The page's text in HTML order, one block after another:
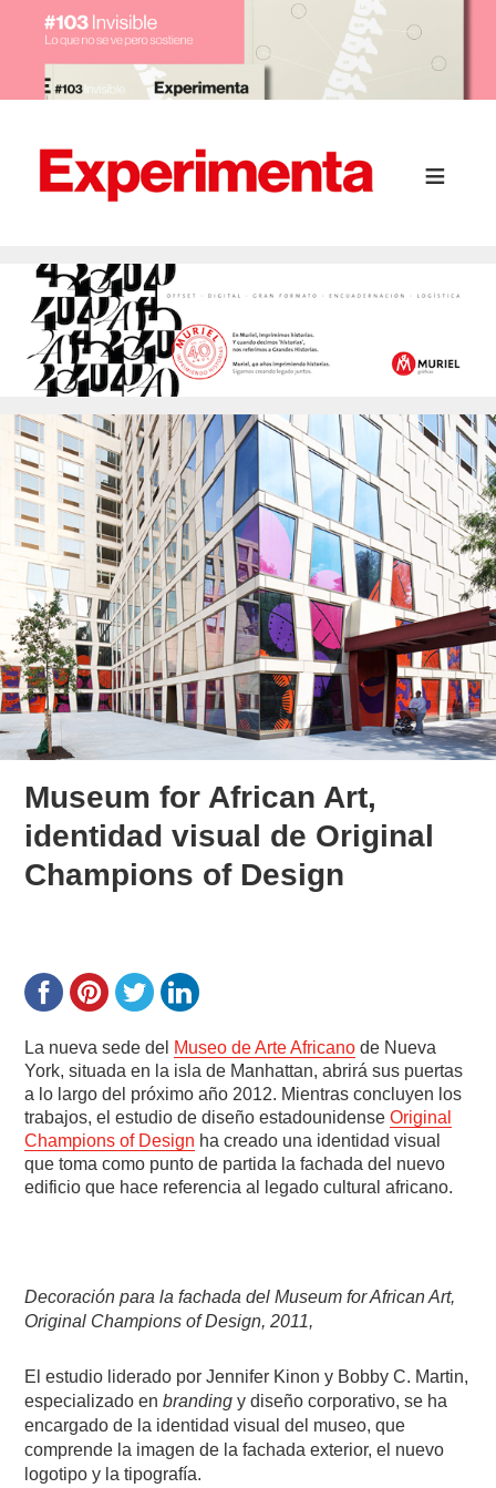
Museum for African Art,
identidad visual de Original
Champions of Design
La nueva sede del Museo de Arte Africano de Nueva
York, situada en la isla de Manhattan, abrirá sus puertas
a lo largo del próximo año 2012. Mientras concluyen los
trabajos, el estudio de diseño estadounidenseOriginal
Champions of Design ha creado una identidad visual
que toma como punto de partida la fachada del nuevo
edificio que hace referencia al legado cultural africano.
Decoración para la fachada del Museum for African Art,
Original Champions of Design, 2011,
El estudio liderado por Jennifer Kinon y Bobby C. Martin,
especializado enbranding y diseño corporativo, se ha
encargado de la identidad visual del museo, que
comprende la imagen de la fachada exterior, el nuevo
logotipo y la tipografía.